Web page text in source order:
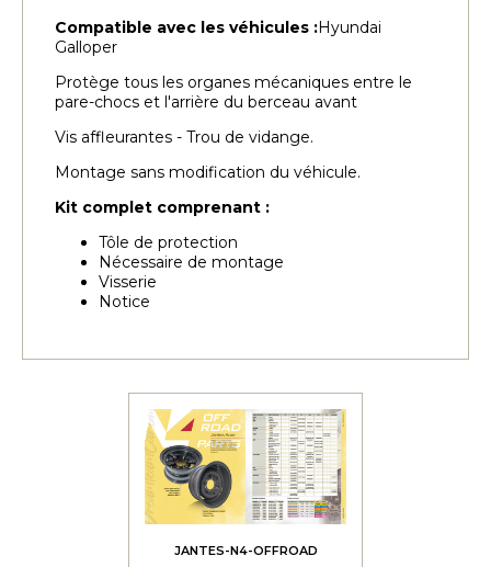
Compatible avec les véhicules :Hyundai
Galloper
Protège tous les organes mécaniques entre le
pare-chocs et l'arrière du berceau avant
Vis affleurantes - Trou de vidange.
Montage sans modification du véhicule.
Kit complet comprenant :
Tôle de protection
Nécessaire de montage
Visserie
Notice
JANTES-N4-OFFROAD